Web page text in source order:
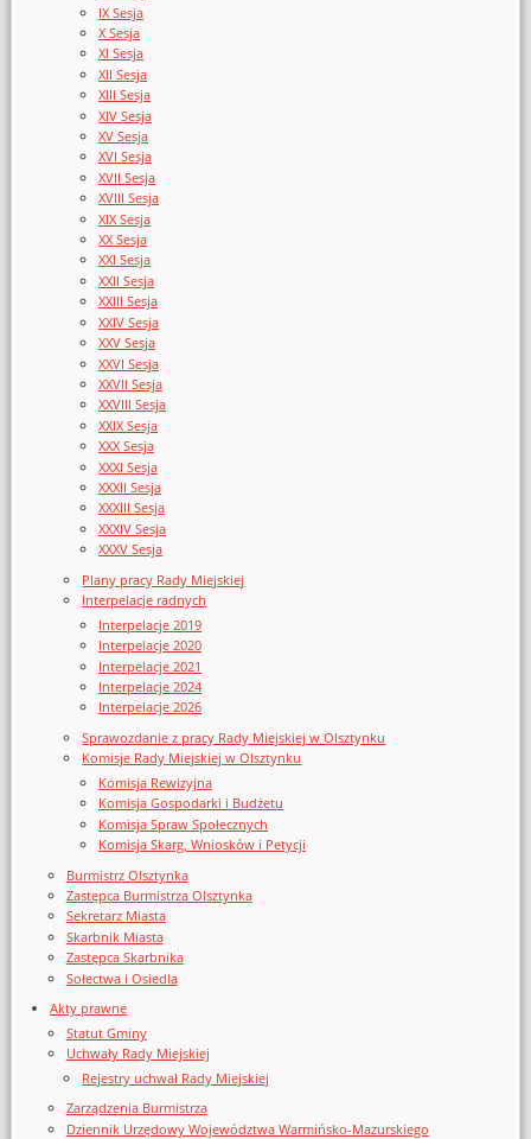
IX Sesja
X Sesja
XI Sesja
XII Sesja
XIII Sesja
XIV Sesja
XV Sesja
XVI Sesja
XVII Sesja
XVIII Sesja
XIX Sesja
XX Sesja
XXI Sesja
XXII Sesja
XXIII Sesja
XXIV Sesja
XXV Sesja
XXVI Sesja
XXVII Sesja
XXVIII Sesja
XXIX Sesja
XXX Sesja
XXXI Sesja
XXXII Sesja
XXXIII Sesja
XXXIV Sesja
XXXV Sesja
Plany pracy Rady Miejskiej
Interpelacje radnych
Interpelacje 2019
Interpelacje 2020
Interpelacje 2021
Interpelacje 2024
Interpelacje 2026
Sprawozdanie z pracy Rady Miejskiej w Olsztynku
Komisje Rady Miejskiej w Olsztynku
Komisja Rewizyjna
Komisja Gospodarki i Budżetu
Komisja Spraw Społecznych
Komisja Skarg, Wniosków i Petycji
Burmistrz Olsztynka
Zastępca Burmistrza Olsztynka
Sekretarz Miasta
Skarbnik Miasta
Zastępca Skarbnika
Sołectwa i Osiedla
Akty prawne
Statut Gminy
Uchwały Rady Miejskiej
Rejestry uchwał Rady Miejskiej
Zarządzenia Burmistrza
Dziennik Urzędowy Województwa Warmińsko-Mazurskiego